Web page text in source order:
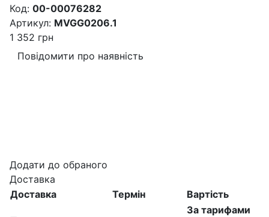
Код: 00-00076282
Артикул: MVGG0206.1
1 352 грн
Повідомити про наявність
Додати до обраного
Доставка
Доставка
Термін Вартість
За тарифами